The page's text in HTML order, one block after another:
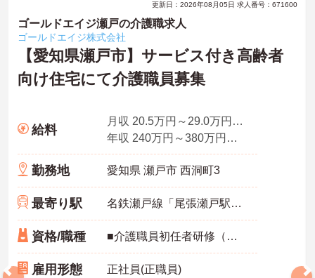
更新日：2026年08月05日 求人番号：671600
ゴールドエイジ瀬戸の介護職求人
ゴールドエイジ株式会社
【愛知県瀬戸市】サービス付き高齢者
向け住宅にて介護職員募集
給料
月収 20.5万円～29.0万円程度（諸手当込）
年収 240万円～380万円程度（諸手当賞与込）
勤務地 愛知県 瀬戸市 西洞町3
最寄り駅 名鉄瀬戸線「尾張瀬戸駅」バス・車5分
資格/職種 ■介護職員初任者研修（ヘルパー2級）以上の資格をお持ちの方
雇用形態 正社員(正職員)